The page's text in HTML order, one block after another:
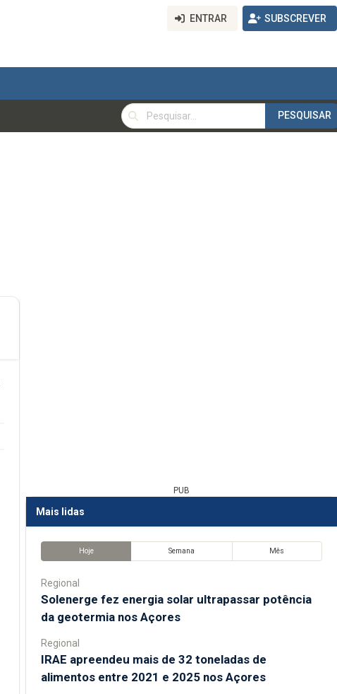
ENTRAR SUBSCREVER
PESQUISAR
PESQUISAR
PUB
Mais lidas
Hoje Semana Mês
Regional
Solenerge fez energia solar ultrapassar potência
da geotermia nos Açores
Regional
IRAE apreendeu mais de 32 toneladas de
alimentos entre 2021 e 2025 nos Açores